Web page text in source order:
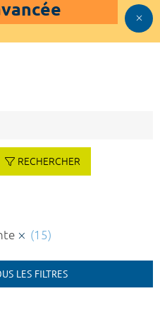
RECHERCHER
(15)
LES FILTRES